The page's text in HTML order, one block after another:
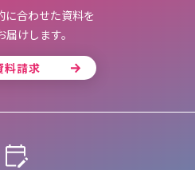
に合わせた資料を
届けします。
料請求